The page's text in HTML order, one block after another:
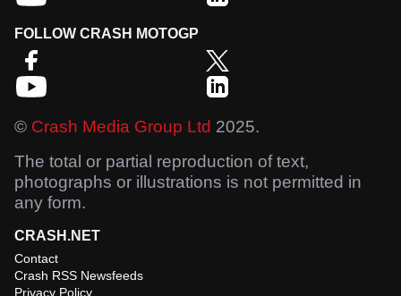
FOLLOW CRASH MOTOGP
© Crash Media Group Ltd 2025.
The total or partial reproduction of text,
photographs or illustrations is not permitted in
any form.
CRASH.NET
Contact
Crash RSS Newsfeeds
Privacy Policy